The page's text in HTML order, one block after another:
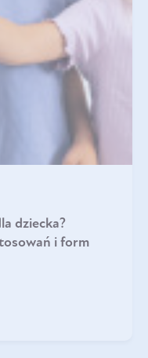
dziecka?
i form